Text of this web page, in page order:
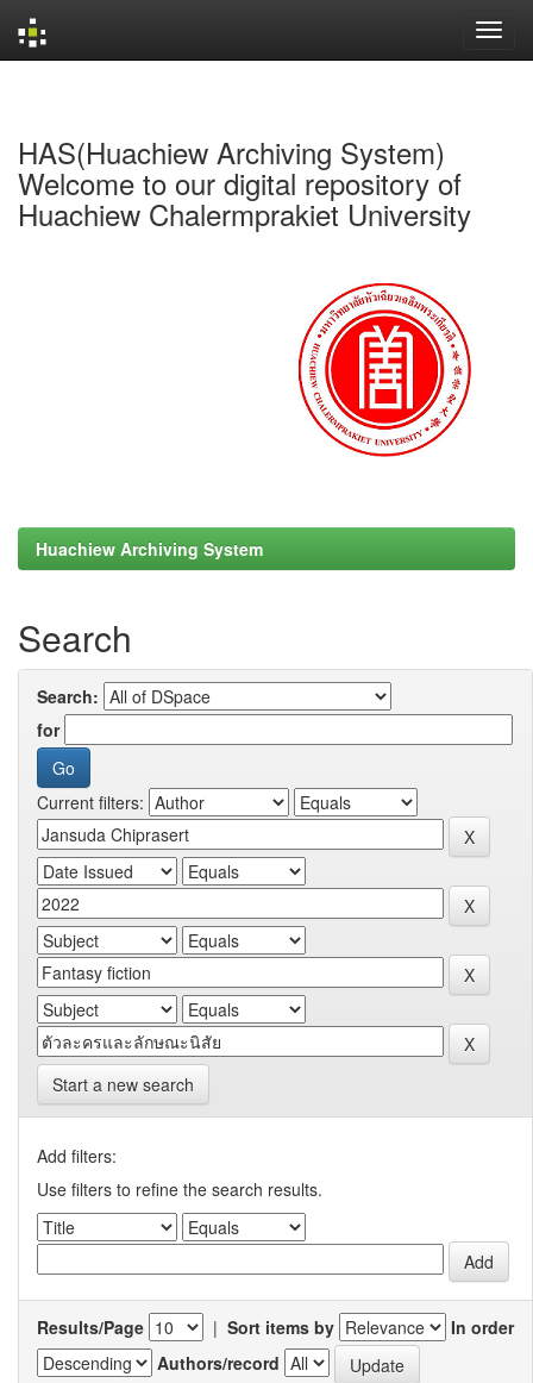
HAS(Huachiew Archiving System)
Welcome to our digital repository of
Huachiew Chalermprakiet University
Huachiew Archiving System
Search
Search:
for
Current filters:
Start a new search
Add filters:
Use filters to refine the search results.
Results/Page | Sort items by
In order
Authors/record